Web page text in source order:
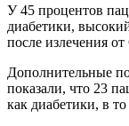
У 45 процентов
диабетики,
после излечения
Дополнительные
показали, что 23
как диабетики, в